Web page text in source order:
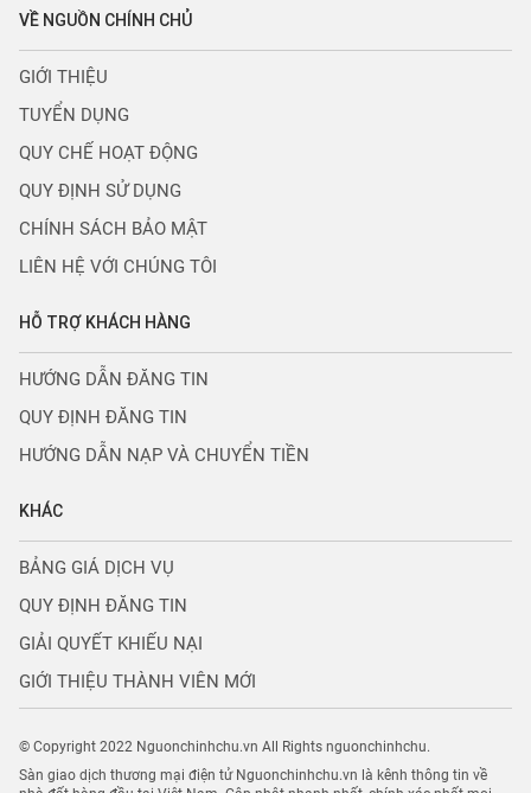
VỀ NGUỒN CHÍNH CHỦ
GIỚI THIỆU
TUYỂN DỤNG
QUY CHẾ HOẠT ĐỘNG
QUY ĐỊNH SỬ DỤNG
CHÍNH SÁCH BẢO MẬT
LIÊN HỆ VỚI CHÚNG TÔI
HỖ TRỢ KHÁCH HÀNG
HƯỚNG DẪN ĐĂNG TIN
QUY ĐỊNH ĐĂNG TIN
HƯỚNG DẪN NẠP VÀ CHUYỂN TIỀN
KHÁC
BẢNG GIÁ DỊCH VỤ
QUY ĐỊNH ĐĂNG TIN
GIẢI QUYẾT KHIẾU NẠI
GIỚI THIỆU THÀNH VIÊN MỚI
© Copyright 2022 Nguonchinhchu.vn All Rights nguonchinhchu.
Sàn giao dịch thương mại điện tử Nguonchinhchu.vn là kênh thông tin về